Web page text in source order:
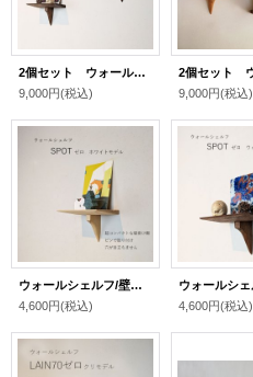
2個セット ウォールシェルフ/壁掛け棚SPOT（スポット）ゼロ ウォールナット 木製の小さな壁掛け飾り棚
9,000円(税込)
9,000円(税込)
ウォールシェルフ/壁掛け棚SPOT（スポット）ゼロ ホワイト 木製の小さな壁掛け飾り棚
4,600円(税込)
4,600円(税込)